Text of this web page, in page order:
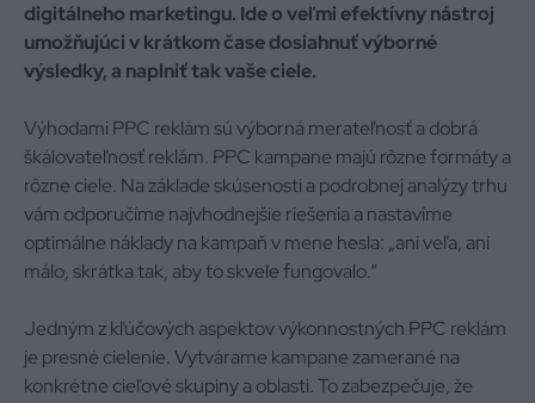
digitálneho marketingu. Ide o veľmi efektívny nástroj
umožňujúci v krátkom čase dosiahnuť výborné
výsledky, a naplniť tak vaše ciele.
Výhodami PPC reklám sú výborná merateľnosť a dobrá
škálovateľnosť reklám. PPC kampane majú rôzne formáty a
rôzne ciele. Na základe skúsenosti a podrobnej analýzy trhu
vám odporučíme najvhodnejšie riešenia a nastavíme
optimálne náklady na kampaň v mene hesla: „ani veľa, ani
málo, skrátka tak, aby to skvele fungovalo.“
Jedným z kľúčových aspektov výkonnostných PPC reklám
je presné cielenie. Vytvárame kampane zamerané na
konkrétne cieľové skupiny a oblasti. To zabezpečuje, že